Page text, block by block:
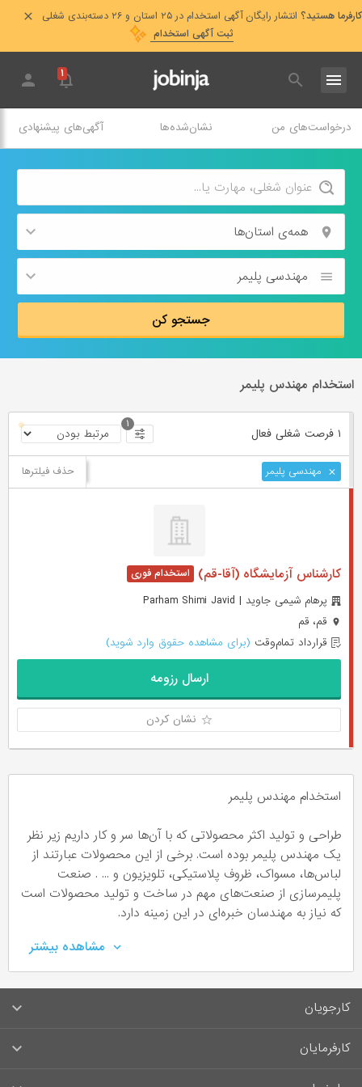
کارفرما هستید؟ انتشار رایگان آگهی استخدام در ۲۵ استان و ۲۶ دسته‌بندی شغلی
ثبت آگهی استخدام
۱
درخواست‌های من نشان‌شده‌ها آگهی‌های پیشنهادی
همه‌ی استان‌ها
مهندسی پلیمر
جستجو کن
استخدام مهندس پلیمر
۱ فرصت ‌شغلی فعال
۱
مهندسی پلیمر حذف فیلترها
کارشناس آزمایشگاه (آقا-قم)
پرهام شیمی جاوید | Parham Shimi Javid
قم، قم
قرارداد تمام‌وقت (برای مشاهده حقوق وارد شوید)
ارسال رزومه
نشان کردن
استخدام مهندس پلیمر
طراحی و تولید اکثر محصولاتی که با آن‌ها سر و کار داریم زیر نظر
یک مهندس پلیمر بوده است. برخی از این محصولات عبارتند از
لباس‌ها، مسواک، ظروف پلاستیکی، تلویزیون و ... . صنعت
پلیمرسازی از صنعت‌های مهم در ساخت و تولید محصولات است
که نیاز به مهندسان خبره‌ای در این زمینه دارد.
مهندس پلیمر به طراحی و تولید محصولات پلیمری در حوزه‌های
مختلفی از جمله پزشکی، هوا و فضا، ساختمان و ... می‌پردازد.
گرایش‌های متنوعی تجربه کسب کنند و مشغول به کار شوند.
مشاهده بیشتر
کارجویان
سوالات متداول کارجویان
کارفرمایان